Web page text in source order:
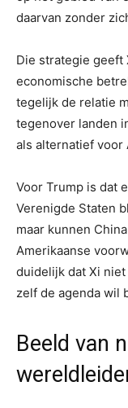
daarvan zonder
Die strategie geeft
economische
tegelijk de relatie
tegenover landen
als alternatief voor
Voor Trump is dat
Verenigde Staten
maar kunnen
Amerikaanse
duidelijk dat Xi
zelf de agenda wil
Beeld van